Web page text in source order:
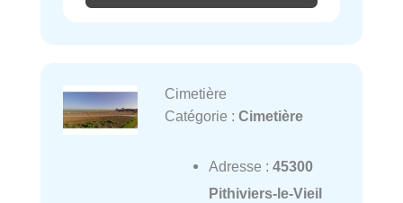
Cimetière
Catégorie : Cimetière
Adresse : 45300
Pithiviers-le-Vieil